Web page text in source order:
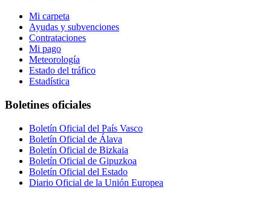
Mi carpeta
Ayudas y subvenciones
Contrataciones
Mi pago
Meteorología
Estado del tráfico
Estadística
Boletines oficiales
Boletín Oficial del País Vasco
Boletín Oficial de Álava
Boletín Oficial de Bizkaia
Boletín Oficial de Gipuzkoa
Boletín Oficial del Estado
Diario Oficial de la Unión Europea